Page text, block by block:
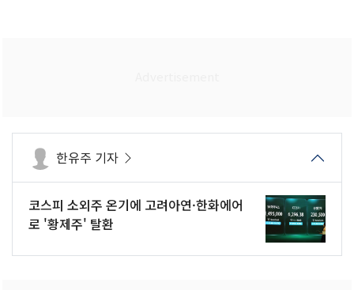
한유주 기자
코스피 소외주 온기에 고려아연·한화에어
로 '황제주' 탈환